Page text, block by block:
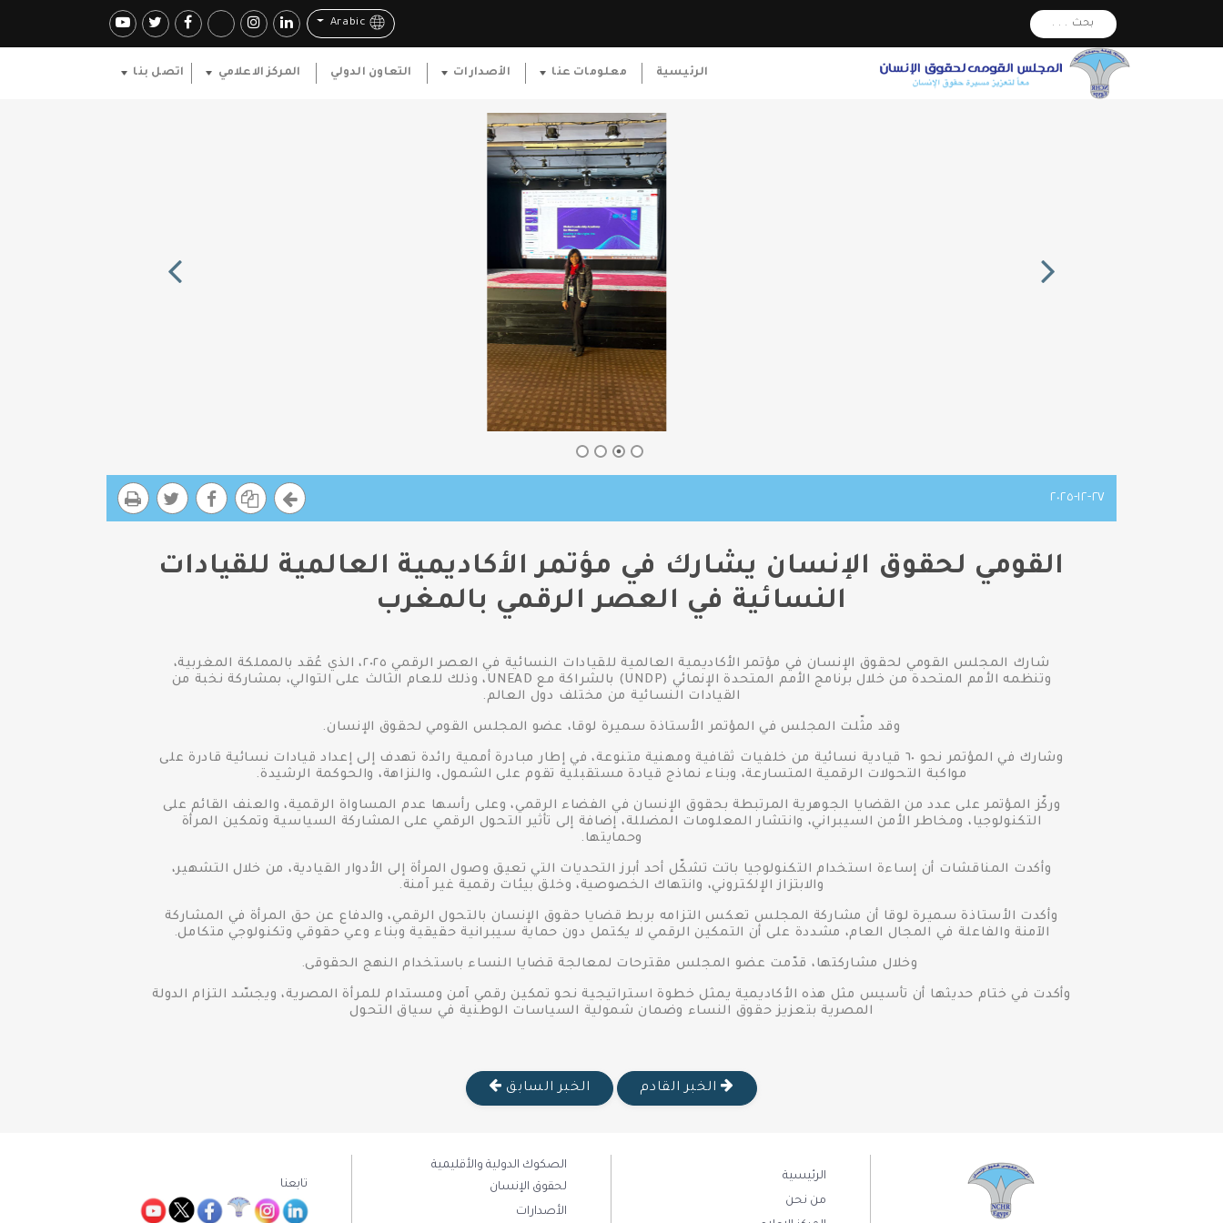
بحث . . . Arabic
الرئيسية معلومات عنا الأصدارات التعاون الدولي المركز الاعلامي اتصل بنا
٢٧-١٢-٢٠٢٥
القومي لحقوق الإنسان يشارك في مؤتمر الأكاديمية العالمية للقيادات
النسائية في العصر الرقمي بالمغرب
شارك المجلس القومي لحقوق الإنسان في مؤتمر الأكاديمية العالمية للقيادات النسائية في العصر الرقمي ٢٠٢٥، الذي عُقد بالمملكة المغربية،
وتنظمه الأمم المتحدة من خلال برنامج الأمم المتحدة الإنمائي (UNDP) بالشراكة مع UNEAD، وذلك للعام الثالث على التوالي، بمشاركة نخبة من
القيادات النسائية من مختلف دول العالم.
وقد مثّلت المجلس في المؤتمر الأستاذة سميرة لوقا، عضو المجلس القومي لحقوق الإنسان.
وشارك في المؤتمر نحو ٦٠ قيادية نسائية من خلفيات ثقافية ومهنية متنوعة، في إطار مبادرة أممية رائدة تهدف إلى إعداد قيادات نسائية قادرة على
مواكبة التحولات الرقمية المتسارعة، وبناء نماذج قيادة مستقبلية تقوم على الشمول، والنزاهة، والحوكمة الرشيدة.
وركّز المؤتمر على عدد من القضايا الجوهرية المرتبطة بحقوق الإنسان في الفضاء الرقمي، وعلى رأسها عدم المساواة الرقمية، والعنف القائم على
التكنولوجيا، ومخاطر الأمن السيبراني، وانتشار المعلومات المضللة، إضافة إلى تأثير التحول الرقمي على المشاركة السياسية وتمكين المرأة
وحمايتها.
وأكدت المناقشات أن إساءة استخدام التكنولوجيا باتت تشكّل أحد أبرز التحديات التي تعيق وصول المرأة إلى الأدوار القيادية، من خلال التشهير،
والابتزاز الإلكتروني، وانتهاك الخصوصية، وخلق بيئات رقمية غير آمنة.
وأكدت الأستاذة سميرة لوقا أن مشاركة المجلس تعكس التزامه بربط قضايا حقوق الإنسان بالتحول الرقمي، والدفاع عن حق المرأة في المشاركة
الآمنة والفاعلة في المجال العام، مشددة على أن التمكين الرقمي لا يكتمل دون حماية سيبرانية حقيقية وبناء وعي حقوقي وتكنولوجي متكامل.
وخلال مشاركتها، قدّمت عضو المجلس مقترحات لمعالجة قضايا النساء باستخدام النهج الحقوقى.
وأكدت في ختام حديثها أن تأسيس مثل هذه الأكاديمية يمثل خطوة استراتيجية نحو تمكين رقمي آمن ومستدام للمرأة المصرية، ويجسّد التزام الدولة
المصرية بتعزيز حقوق النساء وضمان شمولية السياسات الوطنية في سياق التحول
الخبر القادم الخبر السابق
الرئيسية
من نحن
الصكوك الدولية والأقليمية
لحقوق الإنسان
الأصدارات
تابعنا